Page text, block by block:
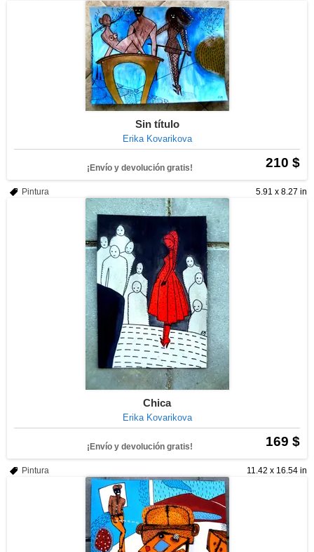
Sin título
Erika Kovarikova
210 $
¡Envío y devolución gratis!
5.91 x 8.27 in
Pintura
Chica
Erika Kovarikova
169 $
¡Envío y devolución gratis!
11.42 x 16.54 in
Pintura